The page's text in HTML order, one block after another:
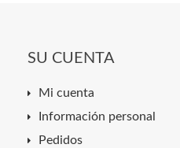
SU CUENTA
Mi cuenta
Información personal
Pedidos